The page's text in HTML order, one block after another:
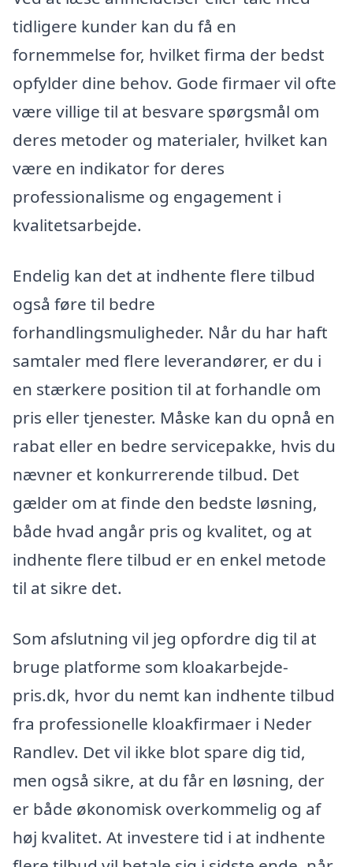
tidligere kunder kan du få en
fornemmelse for, hvilket firma der bedst
opfylder dine behov. Gode firmaer vil ofte
være villige til at besvare spørgsmål om
deres metoder og materialer, hvilket kan
være en indikator for deres
professionalisme og engagement i
kvalitetsarbejde.
Endelig kan det at indhente flere tilbud
også føre til bedre
forhandlingsmuligheder. Når du har haft
samtaler med flere leverandører, er du i
en stærkere position til at forhandle om
pris eller tjenester. Måske kan du opnå en
rabat eller en bedre servicepakke, hvis du
nævner et konkurrerende tilbud. Det
gælder om at finde den bedste løsning,
både hvad angår pris og kvalitet, og at
indhente flere tilbud er en enkel metode
til at sikre det.
Som afslutning vil jeg opfordre dig til at
bruge platforme som kloakarbejde-
pris.dk, hvor du nemt kan indhente tilbud
fra professionelle kloakfirmaer i Neder
Randlev. Det vil ikke blot spare dig tid,
men også sikre, at du får en løsning, der
er både økonomisk overkommelig og af
høj kvalitet. At investere tid i at indhente